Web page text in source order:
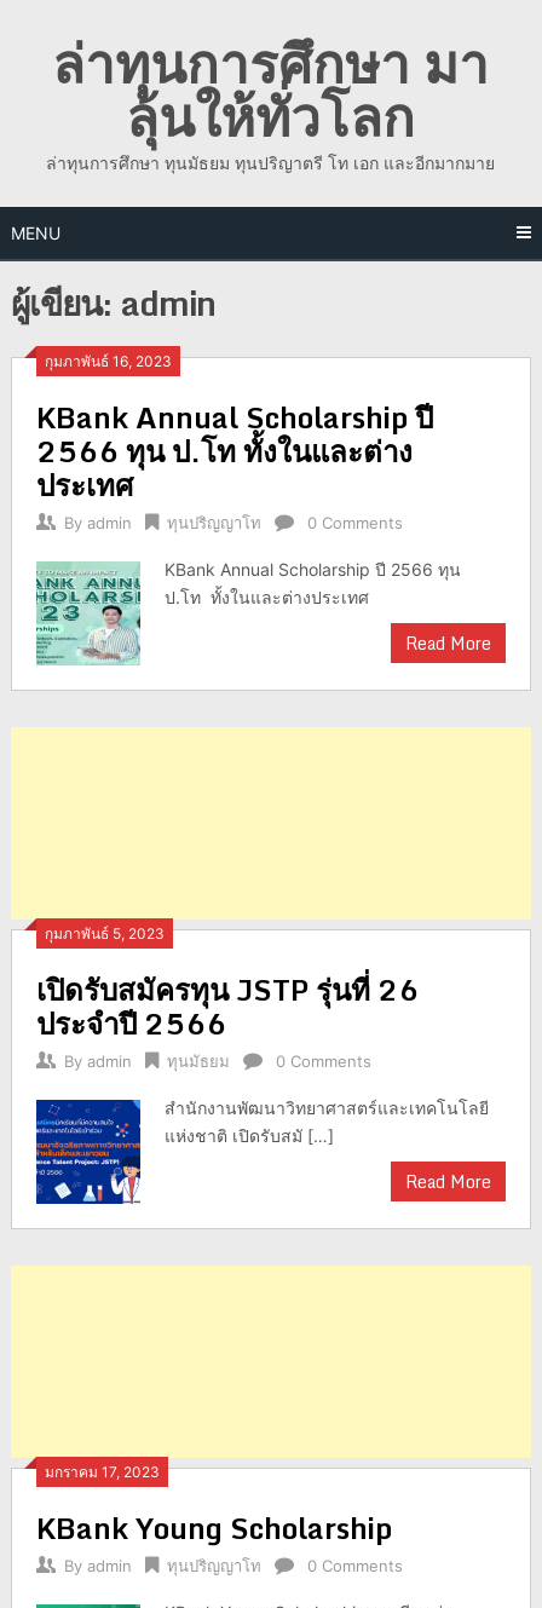
contentล่าทุนการศึกษา มา
ลุ้นให้ทั่วโลก
ล่าทุนการศึกษา ทุนมัธยม ทุนปริญาตรี โท เอก และอีกมากมาย
MENU
ผู้เขียน: admin
กุมภาพันธ์ 16, 2023
KBank Annual Scholarship ปี
2566 ทุน ป.โท ทั้งในและต่าง
ประเทศ
By admin ทุนปริญญาโท 0 Comments
KBank Annual Scholarship ปี 2566 ทุน
ป.โท ทั้งในและต่างประเทศ
Read More
กุมภาพันธ์ 5, 2023
เปิดรับสมัครทุน JSTP รุ่นที่ 26
ประจำปี 2566
By admin ทุนมัธยม 0 Comments
สำนักงานพัฒนาวิทยาศาสตร์และเทคโนโลยี
แห่งชาติ เปิดรับสมั […]
Read More
มกราคม 17, 2023
KBank Young Scholarship
By admin ทุนปริญญาโท 0 Comments